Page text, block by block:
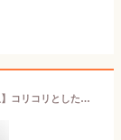
ぜんまい 56g【国産ぜんまい水煮】【芽ばえの里】コリコリとした食感とクセのない味わいが美味しいゼンマイです。【山菜水煮 山菜 薇】ご飯のお供、お酒の肴、蕎麦、みそ汁の具にもお使い頂けます。【メール便対応】